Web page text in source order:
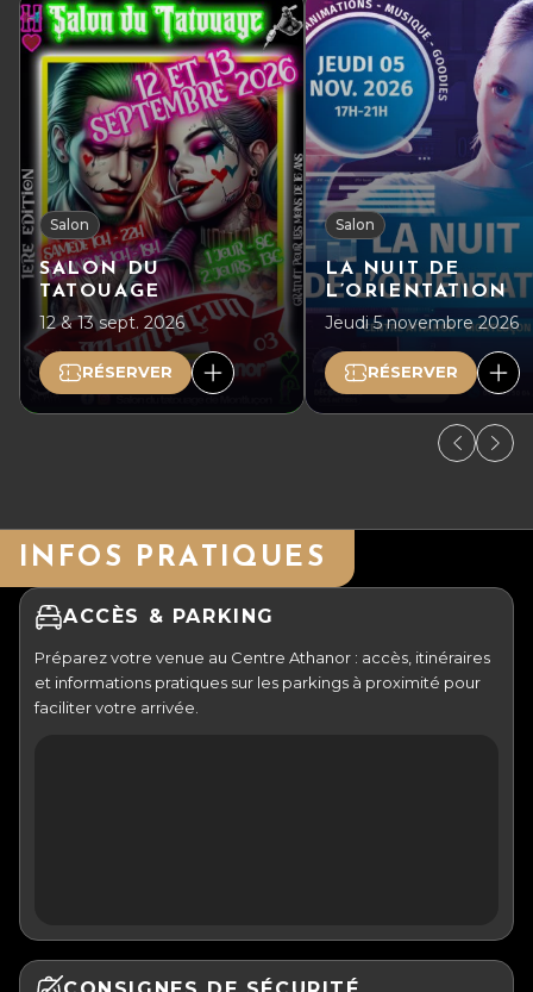
Salon
SALON DU
TATOUAGE
12 & 13 sept. 2026
RÉSERVER
Salon
LA NUIT DE
L’ORIENTATION
Jeudi 5 novembre 2026
RÉSERVER
INFOS PRATIQUES
ACCÈS & PARKING
Préparez votre venue au Centre Athanor : accès, itinéraires
et informations pratiques sur les parkings à proximité pour
faciliter votre arrivée.